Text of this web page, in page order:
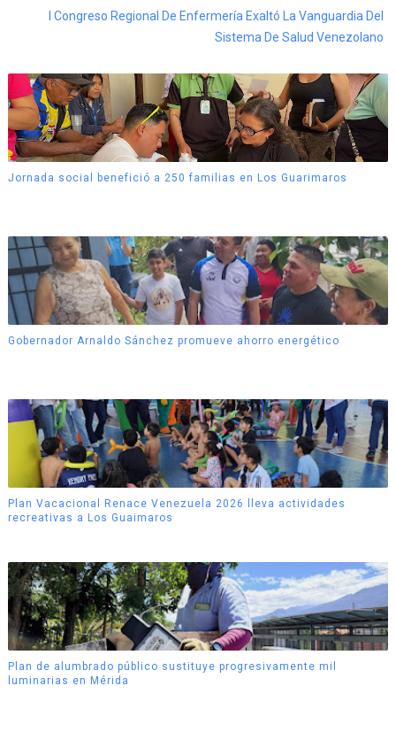
‎I Congreso Regional De Enfermería Exaltó La Vanguardia Del
Sistema De Salud Venezolano
Jornada social benefició a 250 familias en Los Guarimaros
Gobernador Arnaldo Sánchez promueve ahorro energético
Plan Vacacional Renace Venezuela 2026 lleva actividades
recreativas a Los Guaimaros
Plan de alumbrado público sustituye progresivamente mil
luminarias en Mérida